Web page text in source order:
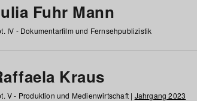
Fuhr Mann
IV - Dokumentarfilm und Fernsehpublizistik
Kraus
V - Produktion und Medienwirtschaft | Jahrgang 2023